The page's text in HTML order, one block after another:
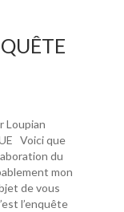
Loupian
Voici que
du
mon
de vous
l’enquête